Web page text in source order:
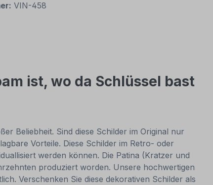
VIN-458
ist, wo da Schlüssel bast
Beliebheit. Sind diese Schilder im Original nur
Vorteile. Diese Schilder im Retro- oder
werden können. Die Patina (Kratzer und
produziert worden. Unsere hochwertigen
Verschenken Sie diese dekorativen Schilder als